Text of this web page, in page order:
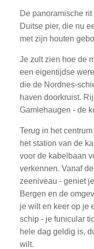
De panoramische
Duitse pier, die nu
met zijn houten
Je zult zien hoe de
een eigentijdse
die de Nordnes-
haven doorkruist.
Gamlehaugen - de
Terug in het
het station van de
voor de kabelbaan
verkennen. Vanaf
zeeniveau - geniet
Bergen en de
je wilt en keer op je
schip - je funicular
hele dag geldig is,
wilt.